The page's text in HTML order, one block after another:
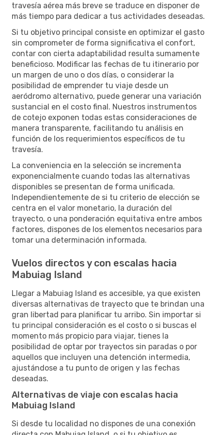
travesía aérea más breve se traduce en disponer de
más tiempo para dedicar a tus actividades deseadas.
Si tu objetivo principal consiste en optimizar el gasto
sin comprometer de forma significativa el confort,
contar con cierta adaptabilidad resulta sumamente
beneficioso. Modificar las fechas de tu itinerario por
un margen de uno o dos días, o considerar la
posibilidad de emprender tu viaje desde un
aeródromo alternativo, puede generar una variación
sustancial en el costo final. Nuestros instrumentos
de cotejo exponen todas estas consideraciones de
manera transparente, facilitando tu análisis en
función de los requerimientos específicos de tu
travesía.
La conveniencia en la selección se incrementa
exponencialmente cuando todas las alternativas
disponibles se presentan de forma unificada.
Independientemente de si tu criterio de elección se
centra en el valor monetario, la duración del
trayecto, o una ponderación equitativa entre ambos
factores, dispones de los elementos necesarios para
tomar una determinación informada.
Vuelos directos y con escalas hacia
Mabuiag Island
Llegar a Mabuiag Island es accesible, ya que existen
diversas alternativas de trayecto que te brindan una
gran libertad para planificar tu arribo. Sin importar si
tu principal consideración es el costo o si buscas el
momento más propicio para viajar, tienes la
posibilidad de optar por trayectos sin paradas o por
aquellos que incluyen una detención intermedia,
ajustándose a tu punto de origen y las fechas
deseadas.
Alternativas de viaje con escalas hacia
Mabuiag Island
Si desde tu localidad no dispones de una conexión